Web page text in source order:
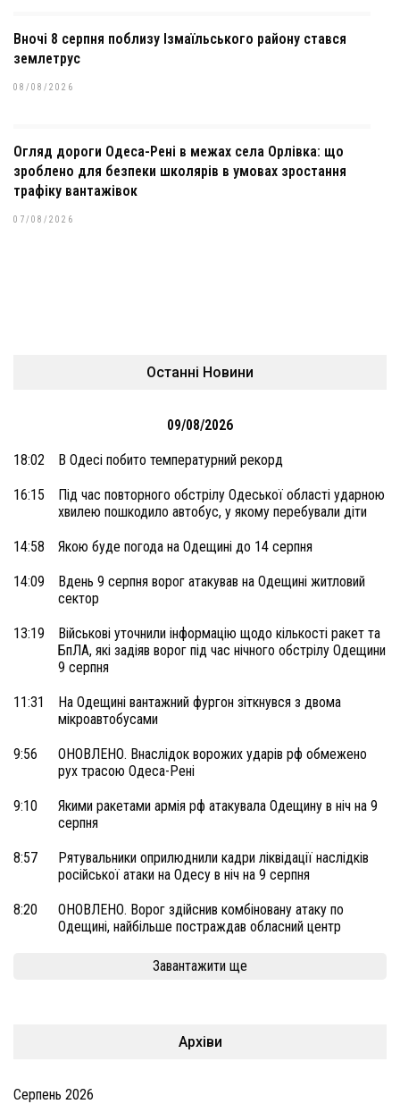
Вночі 8 серпня поблизу Ізмаїльського району стався
землетрус
08/08/2026
Огляд дороги Одеса-Рені в межах села Орлівка: що
зроблено для безпеки школярів в умовах зростання
трафіку вантажівок
07/08/2026
Останні Новини
09/08/2026
18:02 В Одесі побито температурний рекорд
16:15
Під час повторного обстрілу Одеської області ударною
хвилею пошкодило автобус, у якому перебували діти
14:58 Якою буде погода на Одещині до 14 серпня
14:09
Вдень 9 серпня ворог атакував на Одещині житловий
сектор
13:19
Військові уточнили інформацію щодо кількості ракет та
БпЛА, які задіяв ворог під час нічного обстрілу Одещини
9 серпня
11:31
На Одещині вантажний фургон зіткнувся з двома
мікроавтобусами
9:56
ОНОВЛЕНО. Внаслідок ворожих ударів рф обмежено
рух трасою Одеса-Рені
9:10
Якими ракетами армія рф атакувала Одещину в ніч на 9
серпня
8:57
Рятувальники оприлюднили кадри ліквідації наслідків
російської атаки на Одесу в ніч на 9 серпня
8:20
ОНОВЛЕНО. Ворог здійснив комбіновану атаку по
Одещині, найбільше постраждав обласний центр
Завантажити ще
Архіви
Серпень 2026